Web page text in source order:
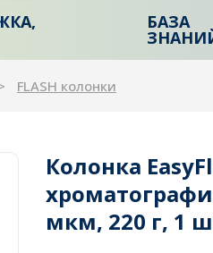
БАЗА
FLASH колонки
Колонка
мкм, 220 г, 1